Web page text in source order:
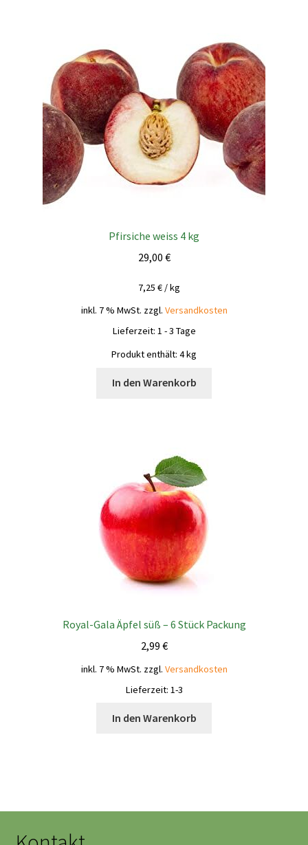
Pfirsiche weiss 4 kg
29,00 €
7,25 €/kg
inkl. 7 % MwSt. zzgl. Versandkosten
Lieferzeit: 1 - 3 Tage
Produkt enthält: 4kg
In den Warenkorb
Royal-Gala Äpfel süß – 6 Stück Packung
2,99 €
inkl. 7 % MwSt. zzgl. Versandkosten
Lieferzeit: 1-3
In den Warenkorb